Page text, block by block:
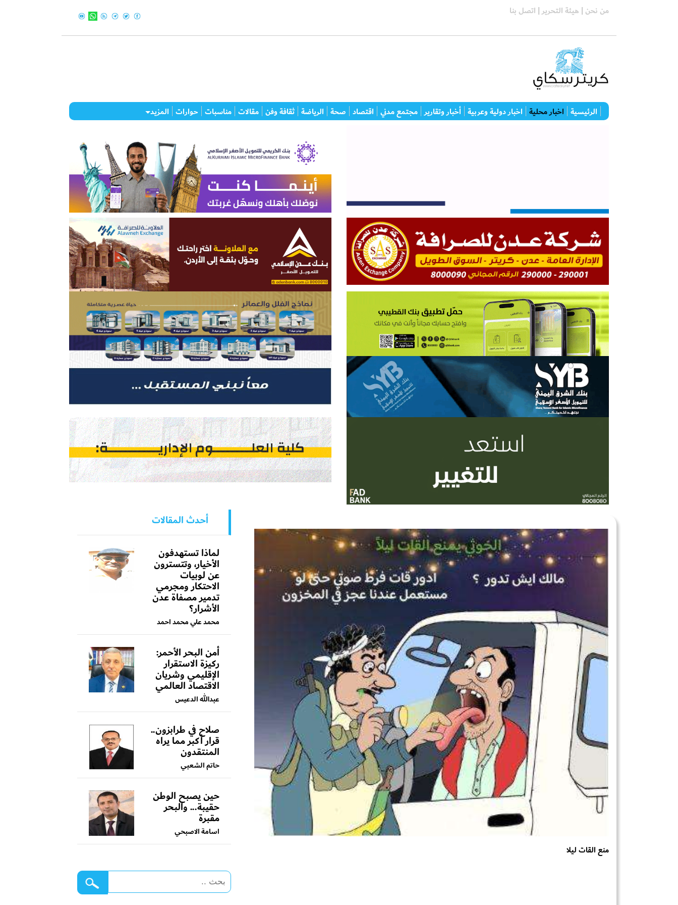
من نحن | هيئة التحرير | اتصل بنا
الرئيسية اخبار محلية اخبار دولية وعربية أخبار وتقارير مجتمع مدني اقتصاد صحة الرياضة ثقافة وفن مقالات مناسبات حوارات المزيد
منع القات ليلا
أحدث المقالات
لماذا تستهدفون
الأخيار، وتتسترون
عن لوبيات
الاحتكار ومجرمي
تدمير مصفاة عدن
الأشرار؟
محمد علي محمد احمد
أمن البحر الأحمر:
ركيزة الاستقرار
الإقليمي وشريان
الاقتصاد العالمي
عبدالله الدعيس
صلاح في طرابزون..
قرار أكبر مما يراه
المنتقدون
حاتم الشعبي
حين يصبح الوطن
حقيبة... والبحر
مقبرة
اسامة الاصبحي